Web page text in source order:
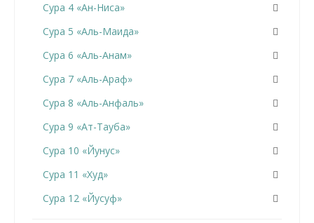
Сура 4 «Ан-Ниса»
Сура 5 «Аль-Маида»
Сура 6 «Аль-Анам»
Сура 7 «Аль-Араф»
Сура 8 «Аль-Анфаль»
Сура 9 «Ат-Тауба»
Сура 10 «Йунус»
Сура 11 «Худ»
Сура 12 «Йусуф»